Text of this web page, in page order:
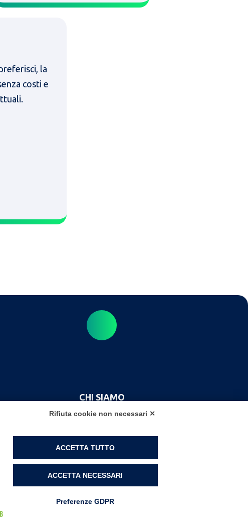
la
costi e
CHI SIAMO
LAVORA CON NOI
Rifiuta cookie non necessari ✕
ACCETTA TUTTO
ACCETTA NECESSARI
Preferenze GDPR